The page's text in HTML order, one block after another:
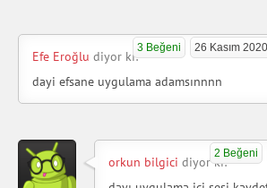
26 Kasım
3 Beğeni
Efe Eroğlu diyor ki:
dayi efsane uygulama adamsınnnn
2 Beğeni
orkun bilgici diyor ki: